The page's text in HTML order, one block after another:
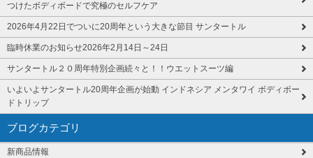
つけたボディボードで究極のセルフケア
2026年4月22日でついに20周年という大きな節目 サンタートル
臨時休業のお知らせ2026年2月14日～24日
サンタートル２０周年特別企画続々と！！ウエットスーツ編
いよいよサンタートル20周年企画が始動 インドネシア メンタワイ ボディボー
ドトリップ
ブログカテゴリ
新商品情報